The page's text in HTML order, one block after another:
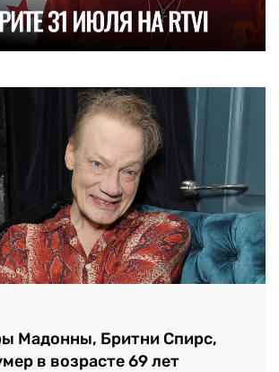
Мадонны, Бритни Спирс,
в возрасте 69 лет